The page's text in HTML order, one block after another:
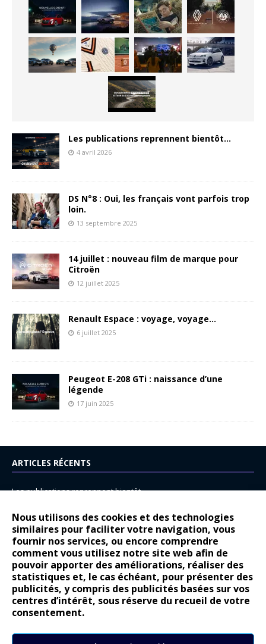
Nous utilisons des cookies et des technologies
similaires pour faciliter votre navigation, vous
fournir nos services, ou encore comprendre
comment vous utilisez notre site web afin de
pouvoir apporter des améliorations, réaliser des
statistiques et, le cas échéant, pour présenter des
publicités, y compris des publicités basées sur vos
centres d’intérêt, sous réserve du recueil de votre
consentement.
Les publications reprennent bientôt…
4 avril 2026
DS N°8 : Oui, les français vont parfois trop
loin.
13 septembre 2025
14 juillet : nouveau film de marque pour
Citroën
12 juillet 2025
Renault Espace : voyage, voyage…
6 juillet 2025
Peugeot E-208 GTi : naissance d’une
légende
17 juin 2025
ARTICLES RÉCENTS
Les publications reprennent bientôt…
14 juillet : nouveau film de marque pour Citroën
Renault Espace : voyage, voyage…
Peugeot E-208 GTi : naissance d’une légende
COMMENTAIRES RÉCENTS
Bernard Dardartdans
Gilly